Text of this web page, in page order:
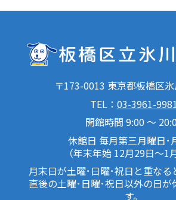
〒173-0013 東京都板橋区
TEL： 03-3961-9981
開館時間 9:00 ～
休館日 毎月第三月曜日･
（年末年始 12月29日～1
月末日が土曜･日曜･祝日と重なる
直後の土曜･日曜･祝日以外の日が
す。